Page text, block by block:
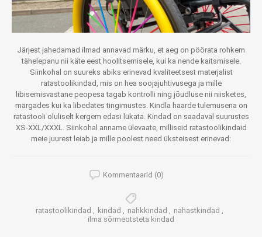
Järjest jahedamad ilmad annavad märku, et aeg on pöörata rohkem
tähelepanu nii käte eest hoolitsemisele, kui ka nende kaitsmisele.
Siinkohal on suureks abiks erinevad kvaliteetsest materjalist
ratastoolikindad, mis on hea soojajuhtivusega ja mille
libisemisvastane peopesa tagab kontrolli ning jõudluse nii niisketes,
märgades kui ka libedates tingimustes. Kindla haarde tulemusena on
ratastooli oluliselt kergem edasi lükata. Kindad on saadaval suurustes
XS-XXL/XXXL. Siinkohal anname ülevaate, milliseid ratastoolikindaid
meie juurest leiab ja mille poolest need üksteisest erinevad:
Kommentaarid (0)
ratastoolikindad kindad nahkkindad nahastkindad
ilma sõrmeotsteta kindad